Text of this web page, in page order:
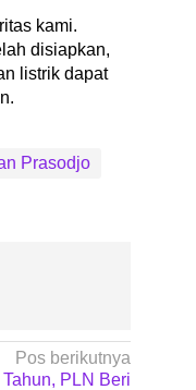
kami.
disiapkan,
listrik dapat
Prasodjo
Pos berikutnya
PLN Beri